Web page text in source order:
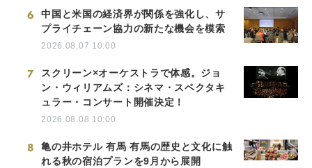
6
中国と米国の経済界が関係を強化し、サ
プライチェーン協力の新たな機会を模索
2026.08.07 10:00
7
スクリーン×オーケストラで体感。ジョ
ン・ウィリアムズ：シネマ・スペクタキ
ュラー・コンサート開催決定！
2026.08.08 10:00
8
亀の井ホテル 有馬 有馬の歴史と文化に触
れる秋の宿泊プランを9月から展開